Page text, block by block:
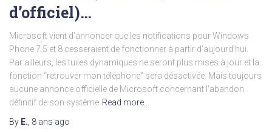
d’officiel)…
Microsoft vient d’annoncer que les notifications pour Windows
Phone 7.5 et 8 cesseraient de fonctionner à partir d’aujourd’hui.
Par ailleurs, les tuiles dynamiques ne seront plus mises à jour et la
fonction “retrouver mon téléphone” sera désactivée. Mais toujours
aucune annonce officielle de Microsoft concernant l’abandon
définitif de son système Read more…
By E. 8 ans ago